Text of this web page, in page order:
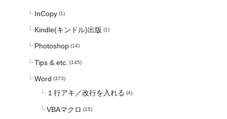
InCopy (1)
Kindle(キンドル)出版 (1)
Photoshop (14)
Tips & etc. (145)
Word (373)
１行アキ／改行を入れる (4)
VBAマクロ (15)